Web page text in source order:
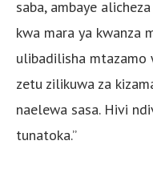
saba, ambaye
kwa mara ya kwanza
ulibadilisha mtazamo
zetu zilikuwa za
naelewa sasa. Hivi
tunatoka.”